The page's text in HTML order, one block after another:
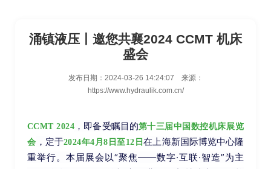
涌镇液压丨邀您共襄2024 CCMT 机床
盛会
发布日期： 2024-03-26 14:24:07
来源：
https://www.hydraulik.com.cn/
CCMT 2024 ，即备受瞩目的第十三届中国数控机床展览
会 ，定于2024年4月8日至12日在上海新国际博览中心隆
重举行。本届展会以“聚焦——数字·互联·智造”为主